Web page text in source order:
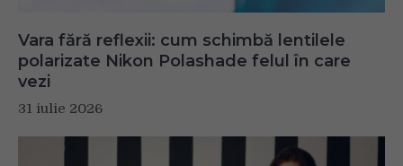
Vara fără reflexii: cum schimbă lentilele
polarizate Nikon Polashade felul în care
vezi
31 iulie 2026